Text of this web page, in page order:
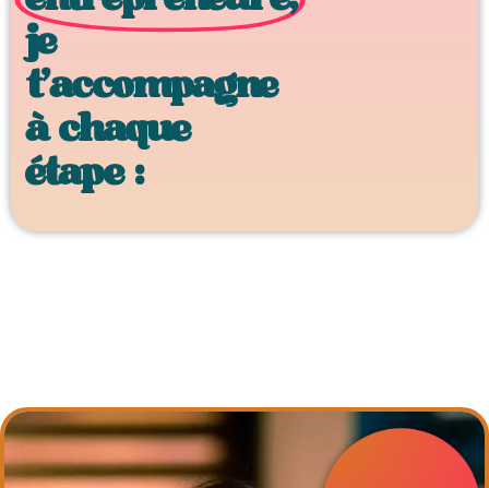
je
t’accompagne
à chaque
étape :